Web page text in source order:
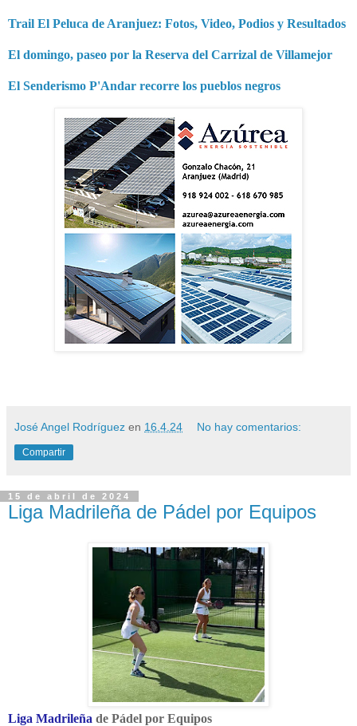
Trail El Peluca de Aranjuez: Fotos, Video, Podios y Resultados
El domingo, paseo por la Reserva del Carrizal de Villamejor
El Senderismo P'Andar recorre los pueblos negros
José Angel Rodríguez en 16.4.24 No hay comentarios:
Compartir
15 de abril de 2024
Liga Madrileña de Pádel por Equipos
Liga Madrileña de Pádel por Equipos